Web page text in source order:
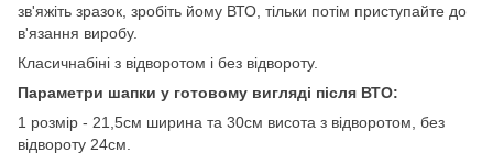
зв'яжіть зразок, зробіть йому ВТО, тільки потім приступайте до
в'язання виробу.
Класичнабіні з відворотом і без відвороту.
Параметри шапки у готовому вигляді після ВТО:
1 розмір - 21,5см ширина та 30см висота з відворотом, без
відвороту 24см.